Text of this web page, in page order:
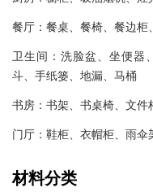
餐厅：餐桌、餐椅、餐边柜
卫生间：洗脸盆、坐便器
斗、手纸篓、地漏、马桶
书房：书架、书桌椅、文件
门厅：鞋柜、衣帽柜、雨伞
材料分类